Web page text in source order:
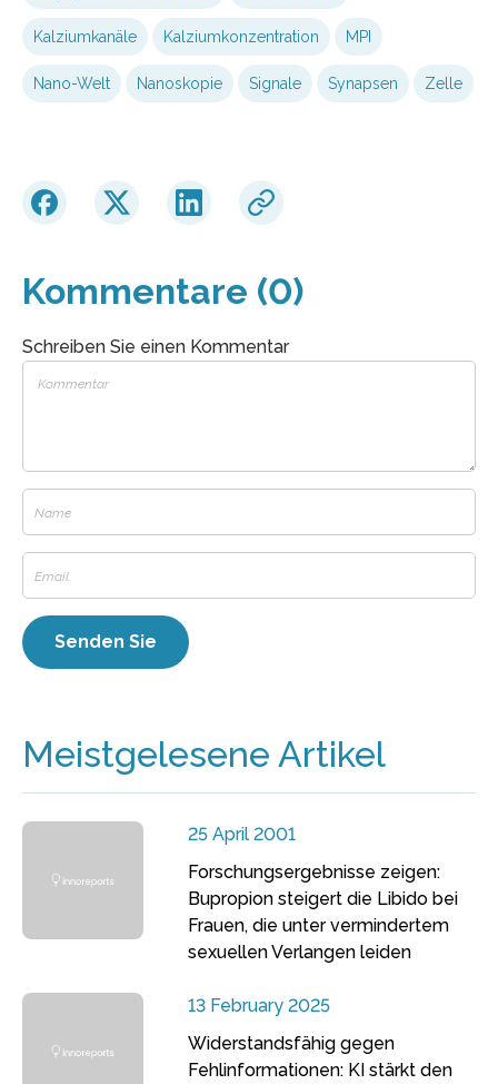
Kalziumkanäle Kalziumkonzentration MPI
Nano-Welt Nanoskopie Signale Synapsen Zelle
Kommentare (0)
Schreiben Sie einen Kommentar
Meistgelesene Artikel
25 April 2001
Forschungsergebnisse zeigen:
Bupropion steigert die Libido bei
Frauen, die unter vermindertem
sexuellen Verlangen leiden
13 February 2025
Widerstandsfähig gegen
Fehlinformationen: KI stärkt den